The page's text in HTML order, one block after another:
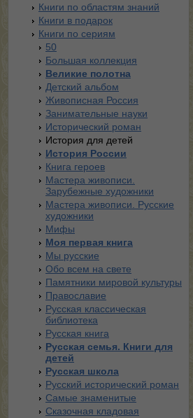
Книги по областям знаний
Книги в подарок
Книги по сериям
50
Большая коллекция
Великие полотна
Детский альбом
Живописная Россия
Занимательные науки
Исторический роман
История для детей
История России
Книга героев
Мастера живописи.
Зарубежные художники
Мастера живописи. Русские
художники
Мифы
Моя первая книга
Мы русские
Обо всем на свете
Памятники мировой культуры
Православие
Русская классическая
библиотека
Русская книга
Русская семья. Книги для
детей
Русская школа
Русский исторический роман
Самые знаменитые
Сказочная кладовая